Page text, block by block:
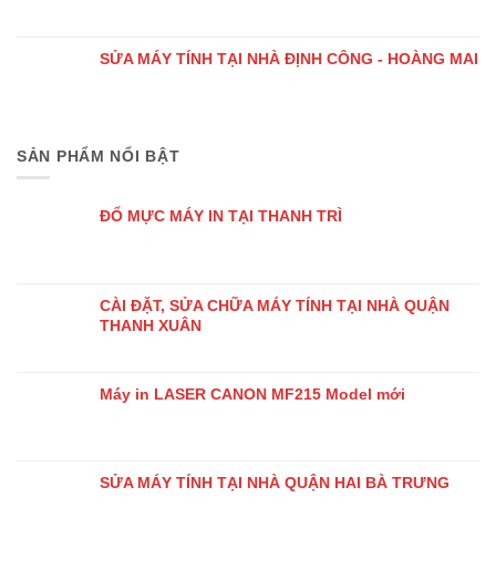
SỬA MÁY TÍNH TẠI NHÀ ĐỊNH CÔNG - HOÀNG MAI
SẢN PHẨM NỔI BẬT
ĐỔ MỰC MÁY IN TẠI THANH TRÌ
CÀI ĐẶT, SỬA CHỮA MÁY TÍNH TẠI NHÀ QUẬN
THANH XUÂN
Máy in LASER CANON MF215 Model mới
SỬA MÁY TÍNH TẠI NHÀ QUẬN HAI BÀ TRƯNG